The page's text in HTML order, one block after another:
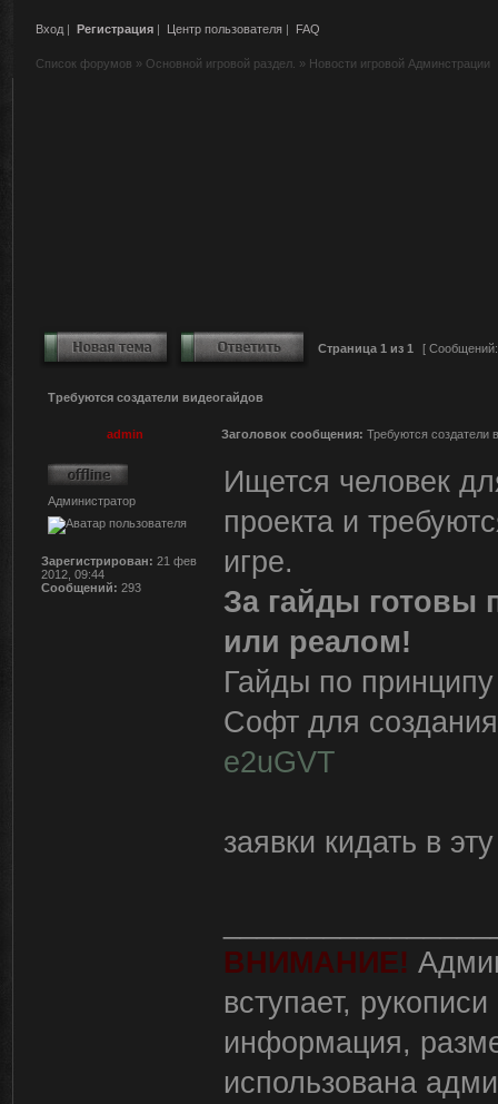
Вход | Регистрация | Центр пользователя | FAQ
Список форумов » Основной игровой раздел. » Новости игровой Админстрации
Страница 1 из 1 [
Требуются создатели видеогайдов
admin Заголовок сообщения: Требуются создатели
Администратор
Зарегистрирован: 21 фев
2012, 09:44
Сообщений: 293
Ищется человек
проекта и
игре.
За гайды
или реалом!
Гайды по
Софт для
e2uGVT
заявки кидать в
ВНИМАНИЕ!
вступает,
информация,
использована